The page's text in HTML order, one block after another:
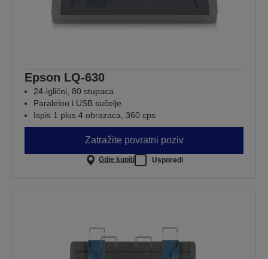
Epson LQ-630
24-iglični, 80 stupaca
Paralelno i USB sučelje
Ispis 1 plus 4 obrazaca, 360 cps
Zatražite povratni poziv
Gdje kupiti Usporedi